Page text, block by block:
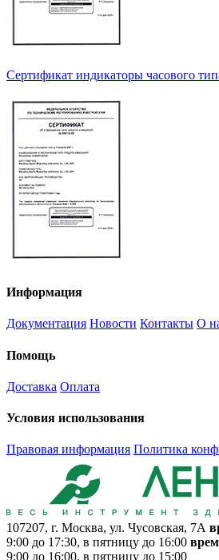
Сертификат индикаторы часового
Информация
Документация Новости Контакты О
Помощь
Доставка Оплата
Условия использования
Правовая информация Политика
107207, г. Москва, ул. Чусовская, 7А
9:00 до 17:30, в пятницу до 16:00
9:00 до 16:00, в пятницу до 15:00